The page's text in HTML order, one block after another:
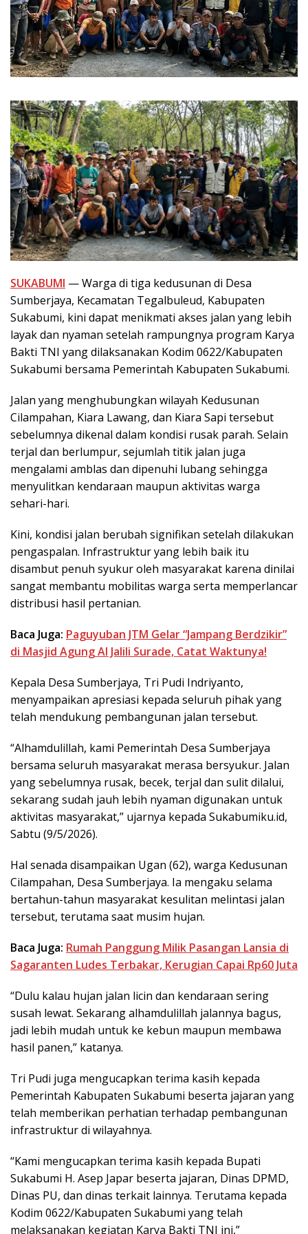
SUKABUMI — Warga di tiga kedusunan di Desa
Sumberjaya, Kecamatan Tegalbuleud, Kabupaten
Sukabumi, kini dapat menikmati akses jalan yang lebih
layak dan nyaman setelah rampungnya program Karya
Bakti TNI yang dilaksanakan Kodim 0622/Kabupaten
Sukabumi bersama Pemerintah Kabupaten Sukabumi.
Jalan yang menghubungkan wilayah Kedusunan
Cilampahan, Kiara Lawang, dan Kiara Sapi tersebut
sebelumnya dikenal dalam kondisi rusak parah. Selain
terjal dan berlumpur, sejumlah titik jalan juga
mengalami amblas dan dipenuhi lubang sehingga
menyulitkan kendaraan maupun aktivitas warga
sehari-hari.
Kini, kondisi jalan berubah signifikan setelah dilakukan
pengaspalan. Infrastruktur yang lebih baik itu
disambut penuh syukur oleh masyarakat karena dinilai
sangat membantu mobilitas warga serta memperlancar
distribusi hasil pertanian.
Baca Juga: Paguyuban JTM Gelar “Jampang Berdzikir”
di Masjid Agung Al Jalili Surade, Catat Waktunya!
Kepala Desa Sumberjaya, Tri Pudi Indriyanto,
menyampaikan apresiasi kepada seluruh pihak yang
telah mendukung pembangunan jalan tersebut.
“Alhamdulillah, kami Pemerintah Desa Sumberjaya
bersama seluruh masyarakat merasa bersyukur. Jalan
yang sebelumnya rusak, becek, terjal dan sulit dilalui,
sekarang sudah jauh lebih nyaman digunakan untuk
aktivitas masyarakat,” ujarnya kepada Sukabumiku.id,
Sabtu (9/5/2026).
Hal senada disampaikan Ugan (62), warga Kedusunan
Cilampahan, Desa Sumberjaya. Ia mengaku selama
bertahun-tahun masyarakat kesulitan melintasi jalan
tersebut, terutama saat musim hujan.
Baca Juga: Rumah Panggung Milik Pasangan Lansia di
Sagaranten Ludes Terbakar, Kerugian Capai Rp60 Juta
“Dulu kalau hujan jalan licin dan kendaraan sering
susah lewat. Sekarang alhamdulillah jalannya bagus,
jadi lebih mudah untuk ke kebun maupun membawa
hasil panen,” katanya.
Tri Pudi juga mengucapkan terima kasih kepada
Pemerintah Kabupaten Sukabumi beserta jajaran yang
telah memberikan perhatian terhadap pembangunan
infrastruktur di wilayahnya.
“Kami mengucapkan terima kasih kepada Bupati
Sukabumi H. Asep Japar beserta jajaran, Dinas DPMD,
Dinas PU, dan dinas terkait lainnya. Terutama kepada
Kodim 0622/Kabupaten Sukabumi yang telah
melaksanakan kegiatan Karya Bakti TNI ini,”